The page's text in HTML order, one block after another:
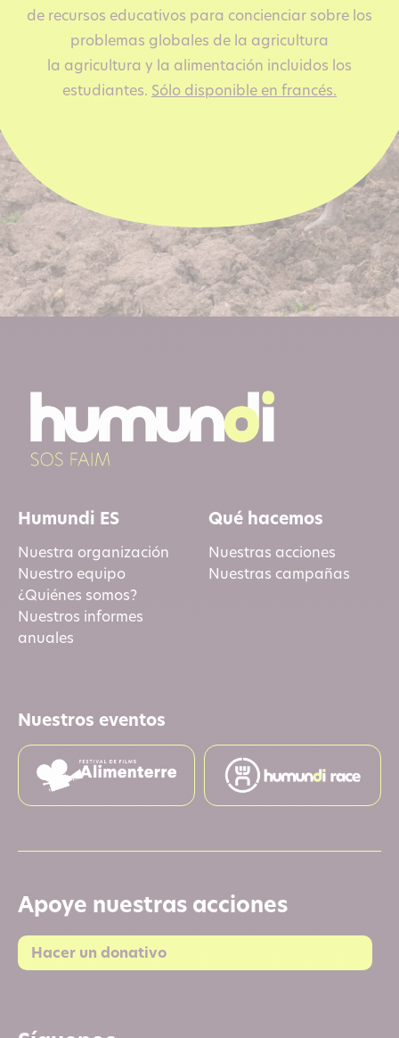
de recursos educativos para concienciar sobre los
problemas globales de la agricultura
la agricultura y la alimentación incluidos los
estudiantes. Sólo disponible en francés.
Humundi ES
Nuestra organización
Nuestro equipo
¿Quiénes somos?
Nuestros informes
anuales
Qué hacemos
Nuestras acciones
Nuestras campañas
Nuestros eventos
Apoye nuestras acciones
Hacer un donativo